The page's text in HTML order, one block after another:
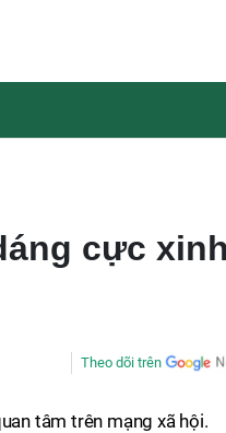
cực
Theo dõi trên
tâm trên mạng xã hội.